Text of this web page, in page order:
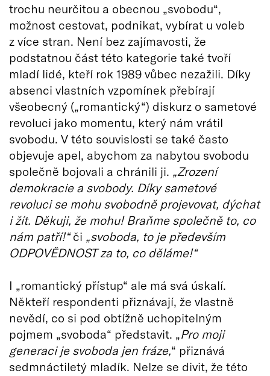
trochu neurčitou a obecnou „svobodu“,
možnost cestovat, podnikat, vybírat u voleb
z více stran. Není bez zajímavosti, že
podstatnou část této kategorie také tvoří
mladí lidé, kteří rok 1989 vůbec nezažili. Díky
absenci vlastních vzpomínek přebírají
všeobecný („romantický“) diskurz o sametové
revoluci jako momentu, který nám vrátil
svobodu. V této souvislosti se také často
objevuje apel, abychom za nabytou svobodu
společně bojovali a chránili ji. „Zrození
demokracie a svobody. Díky sametové
revoluci se mohu svobodně projevovat, dýchat
i žít. Děkuji, že mohu! Braňme společně to, co
nám patří!“či „svoboda, to je především
ODPOVĚDNOST za to, co děláme!“
I „romantický přístup“ ale má svá úskalí.
Někteří respondenti přiznávají, že vlastně
nevědí, co si pod obtížně uchopitelným
pojmem „svoboda“ představit. „Pro moji
generaci je svoboda jen fráze,“ přiznává
sedmnáctiletý mladík. Nelze se divit, že této